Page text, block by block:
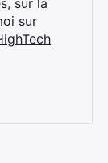
sur la
sur